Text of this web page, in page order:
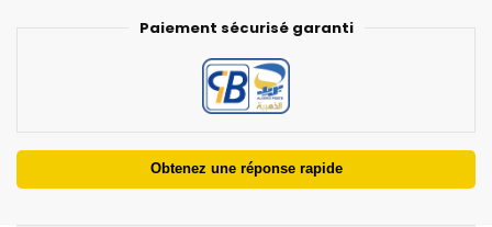
Paiement sécurisé garanti
Obtenez une réponse rapide